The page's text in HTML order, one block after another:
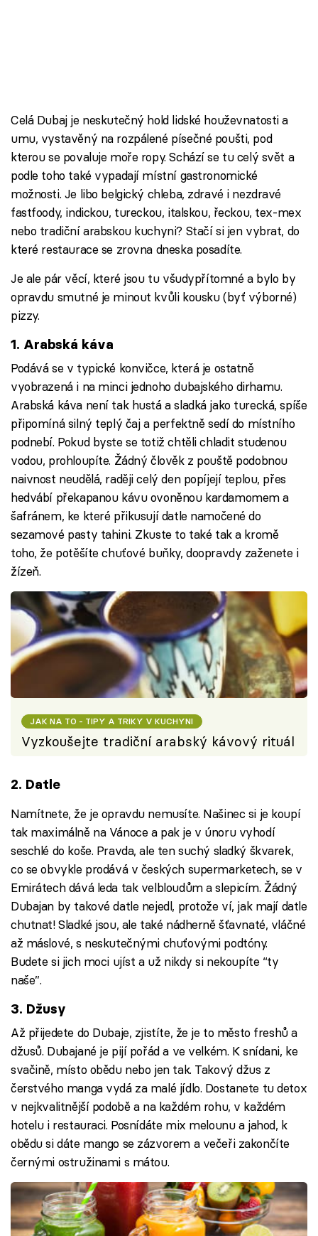
Celá Dubaj je neskutečný hold lidské houževnatosti a
umu, vystavěný na rozpálené písečné poušti, pod
kterou se povaluje moře ropy. Schází se tu celý svět a
podle toho také vypadají místní gastronomické
možnosti. Je libo belgický chleba, zdravé i nezdravé
fastfoody, indickou, tureckou, italskou, řeckou, tex-mex
nebo tradiční arabskou kuchyni? Stačí si jen vybrat, do
které restaurace se zrovna dneska posadíte.
Je ale pár věcí, které jsou tu všudypřítomné a bylo by
opravdu smutné je minout kvůli kousku (byť výborné)
pizzy.
1. Arabská káva
Podává se v typické konvičce, která je ostatně
vyobrazená i na minci jednoho dubajského dirhamu.
Arabská káva není tak hustá a sladká jako turecká, spíše
připomíná silný teplý čaj a perfektně sedí do místního
podnebí. Pokud byste se totiž chtěli chladit studenou
vodou, prohloupíte. Žádný člověk z pouště podobnou
naivnost neudělá, raději celý den popíjejí teplou, přes
hedvábí překapanou kávu ovoněnou kardamomem a
šafránem, ke které přikusují datle namočené do
sezamové pasty tahini. Zkuste to také tak a kromě
toho, že potěšíte chuťové buňky, doopravdy zaženete i
žízeň.
JAK NA TO - TIPY A TRIKY V KUCHYNI
Vyzkoušejte tradiční arabský kávový rituál
2. Datle
Namítnete, že je opravdu nemusíte. Našinec si je koupí
tak maximálně na Vánoce a pak je v únoru vyhodí
seschlé do koše. Pravda, ale ten suchý sladký škvarek,
co se obvykle prodává v českých supermarketech, se v
Emirátech dává leda tak velbloudům a slepicím. Žádný
Dubajan by takové datle nejedl, protože ví, jak mají datle
chutnat! Sladké jsou, ale také nádherně šťavnaté, vláčné
až máslové, s neskutečnými chuťovými podtóny.
Budete si jich moci ujíst a už nikdy si nekoupíte “ty
naše”.
3. Džusy
Až přijedete do Dubaje, zjistíte, že je to město freshů a
džusů. Dubajané je pijí pořád a ve velkém. K snídani, ke
svačině, místo obědu nebo jen tak. Takový džus z
čerstvého manga vydá za malé jídlo. Dostanete tu detox
v nejkvalitnější podobě a na každém rohu, v každém
hotelu i restauraci. Posnídáte mix melounu a jahod, k
obědu si dáte mango se zázvorem a večeři zakončíte
černými ostružinami s mátou.